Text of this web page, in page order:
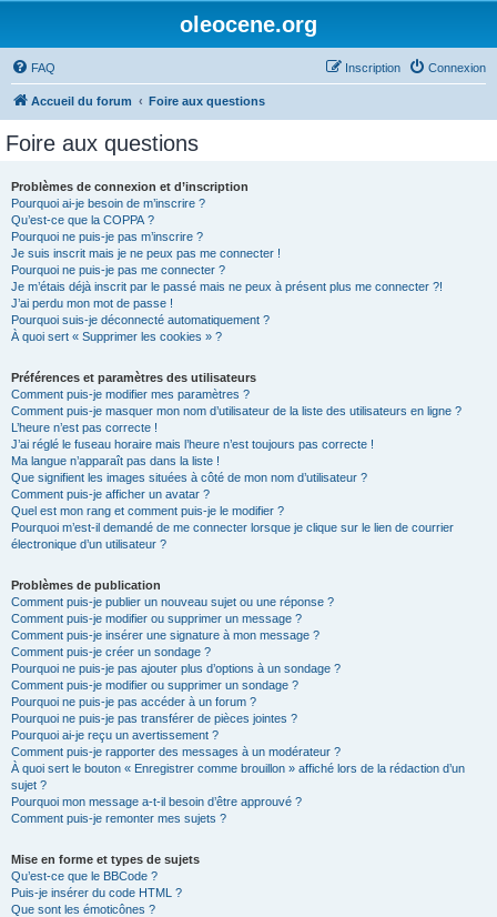
oleocene.org
FAQ Connexion
Inscription
Accueil du forum Foire aux questions
Foire aux questions
Problèmes de connexion et d’inscription
Pourquoi ai-je besoin de m’inscrire ?
Qu’est-ce que la COPPA ?
Pourquoi ne puis-je pas m’inscrire ?
Je suis inscrit mais je ne peux pas me connecter !
Pourquoi ne puis-je pas me connecter ?
Je m’étais déjà inscrit par le passé mais ne peux à présent plus me connecter ?!
J’ai perdu mon mot de passe !
Pourquoi suis-je déconnecté automatiquement ?
À quoi sert « Supprimer les cookies » ?
Préférences et paramètres des utilisateurs
Comment puis-je modifier mes paramètres ?
Comment puis-je masquer mon nom d’utilisateur de la liste des utilisateurs en ligne ?
L’heure n’est pas correcte !
J’ai réglé le fuseau horaire mais l’heure n’est toujours pas correcte !
Ma langue n’apparaît pas dans la liste !
Que signifient les images situées à côté de mon nom d’utilisateur ?
Comment puis-je afficher un avatar ?
Quel est mon rang et comment puis-je le modifier ?
Pourquoi m’est-il demandé de me connecter lorsque je clique sur le lien de courrier
électronique d’un utilisateur ?
Problèmes de publication
Comment puis-je publier un nouveau sujet ou une réponse ?
Comment puis-je modifier ou supprimer un message ?
Comment puis-je insérer une signature à mon message ?
Comment puis-je créer un sondage ?
Pourquoi ne puis-je pas ajouter plus d’options à un sondage ?
Comment puis-je modifier ou supprimer un sondage ?
Pourquoi ne puis-je pas accéder à un forum ?
Pourquoi ne puis-je pas transférer de pièces jointes ?
Pourquoi ai-je reçu un avertissement ?
Comment puis-je rapporter des messages à un modérateur ?
À quoi sert le bouton « Enregistrer comme brouillon » affiché lors de la rédaction d’un
sujet ?
Pourquoi mon message a-t-il besoin d’être approuvé ?
Comment puis-je remonter mes sujets ?
Mise en forme et types de sujets
Qu’est-ce que le BBCode ?
Puis-je insérer du code HTML ?
Que sont les émoticônes ?